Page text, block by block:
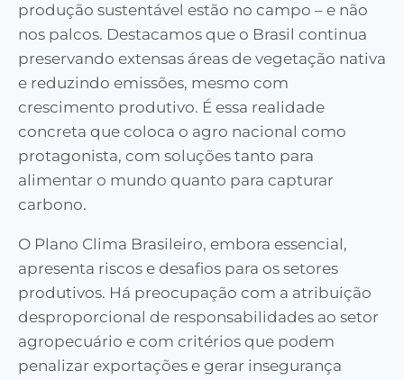
produção sustentável estão no campo – e não
nos palcos. Destacamos que o Brasil continua
preservando extensas áreas de vegetação nativa
e reduzindo emissões, mesmo com
crescimento produtivo. É essa realidade
concreta que coloca o agro nacional como
protagonista, com soluções tanto para
alimentar o mundo quanto para capturar
carbono.
O Plano Clima Brasileiro, embora essencial,
apresenta riscos e desafios para os setores
produtivos. Há preocupação com a atribuição
desproporcional de responsabilidades ao setor
agropecuário e com critérios que podem
penalizar exportações e gerar insegurança